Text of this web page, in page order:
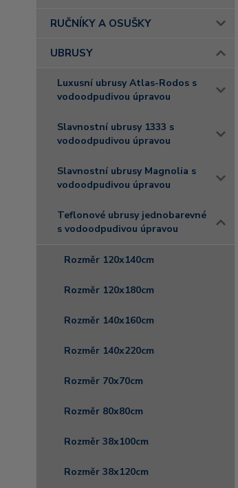
RUČNÍKY A OSUŠKY
UBRUSY
Luxusní ubrusy Atlas-Rodos s
vodoodpudivou úpravou
Slavnostní ubrusy 1333 s
vodoodpudivou úpravou
Slavnostní ubrusy Magnolia s
vodoodpudivou úpravou
Teflonové ubrusy jednobarevné
s vodoodpudivou úpravou
Rozměr 120x140cm
Rozměr 120x180cm
Rozměr 140x160cm
Rozměr 140x220cm
Rozměr 70x70cm
Rozměr 80x80cm
Rozměr 38x100cm
Rozměr 38x120cm